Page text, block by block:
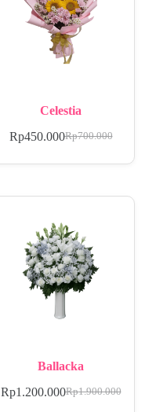
Celestia
Rp700.000
Rp450.000
Ballacka
Rp1.900.000
Rp1.200.000